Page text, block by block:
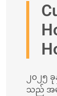
၂၀၂၅
သည် အမ